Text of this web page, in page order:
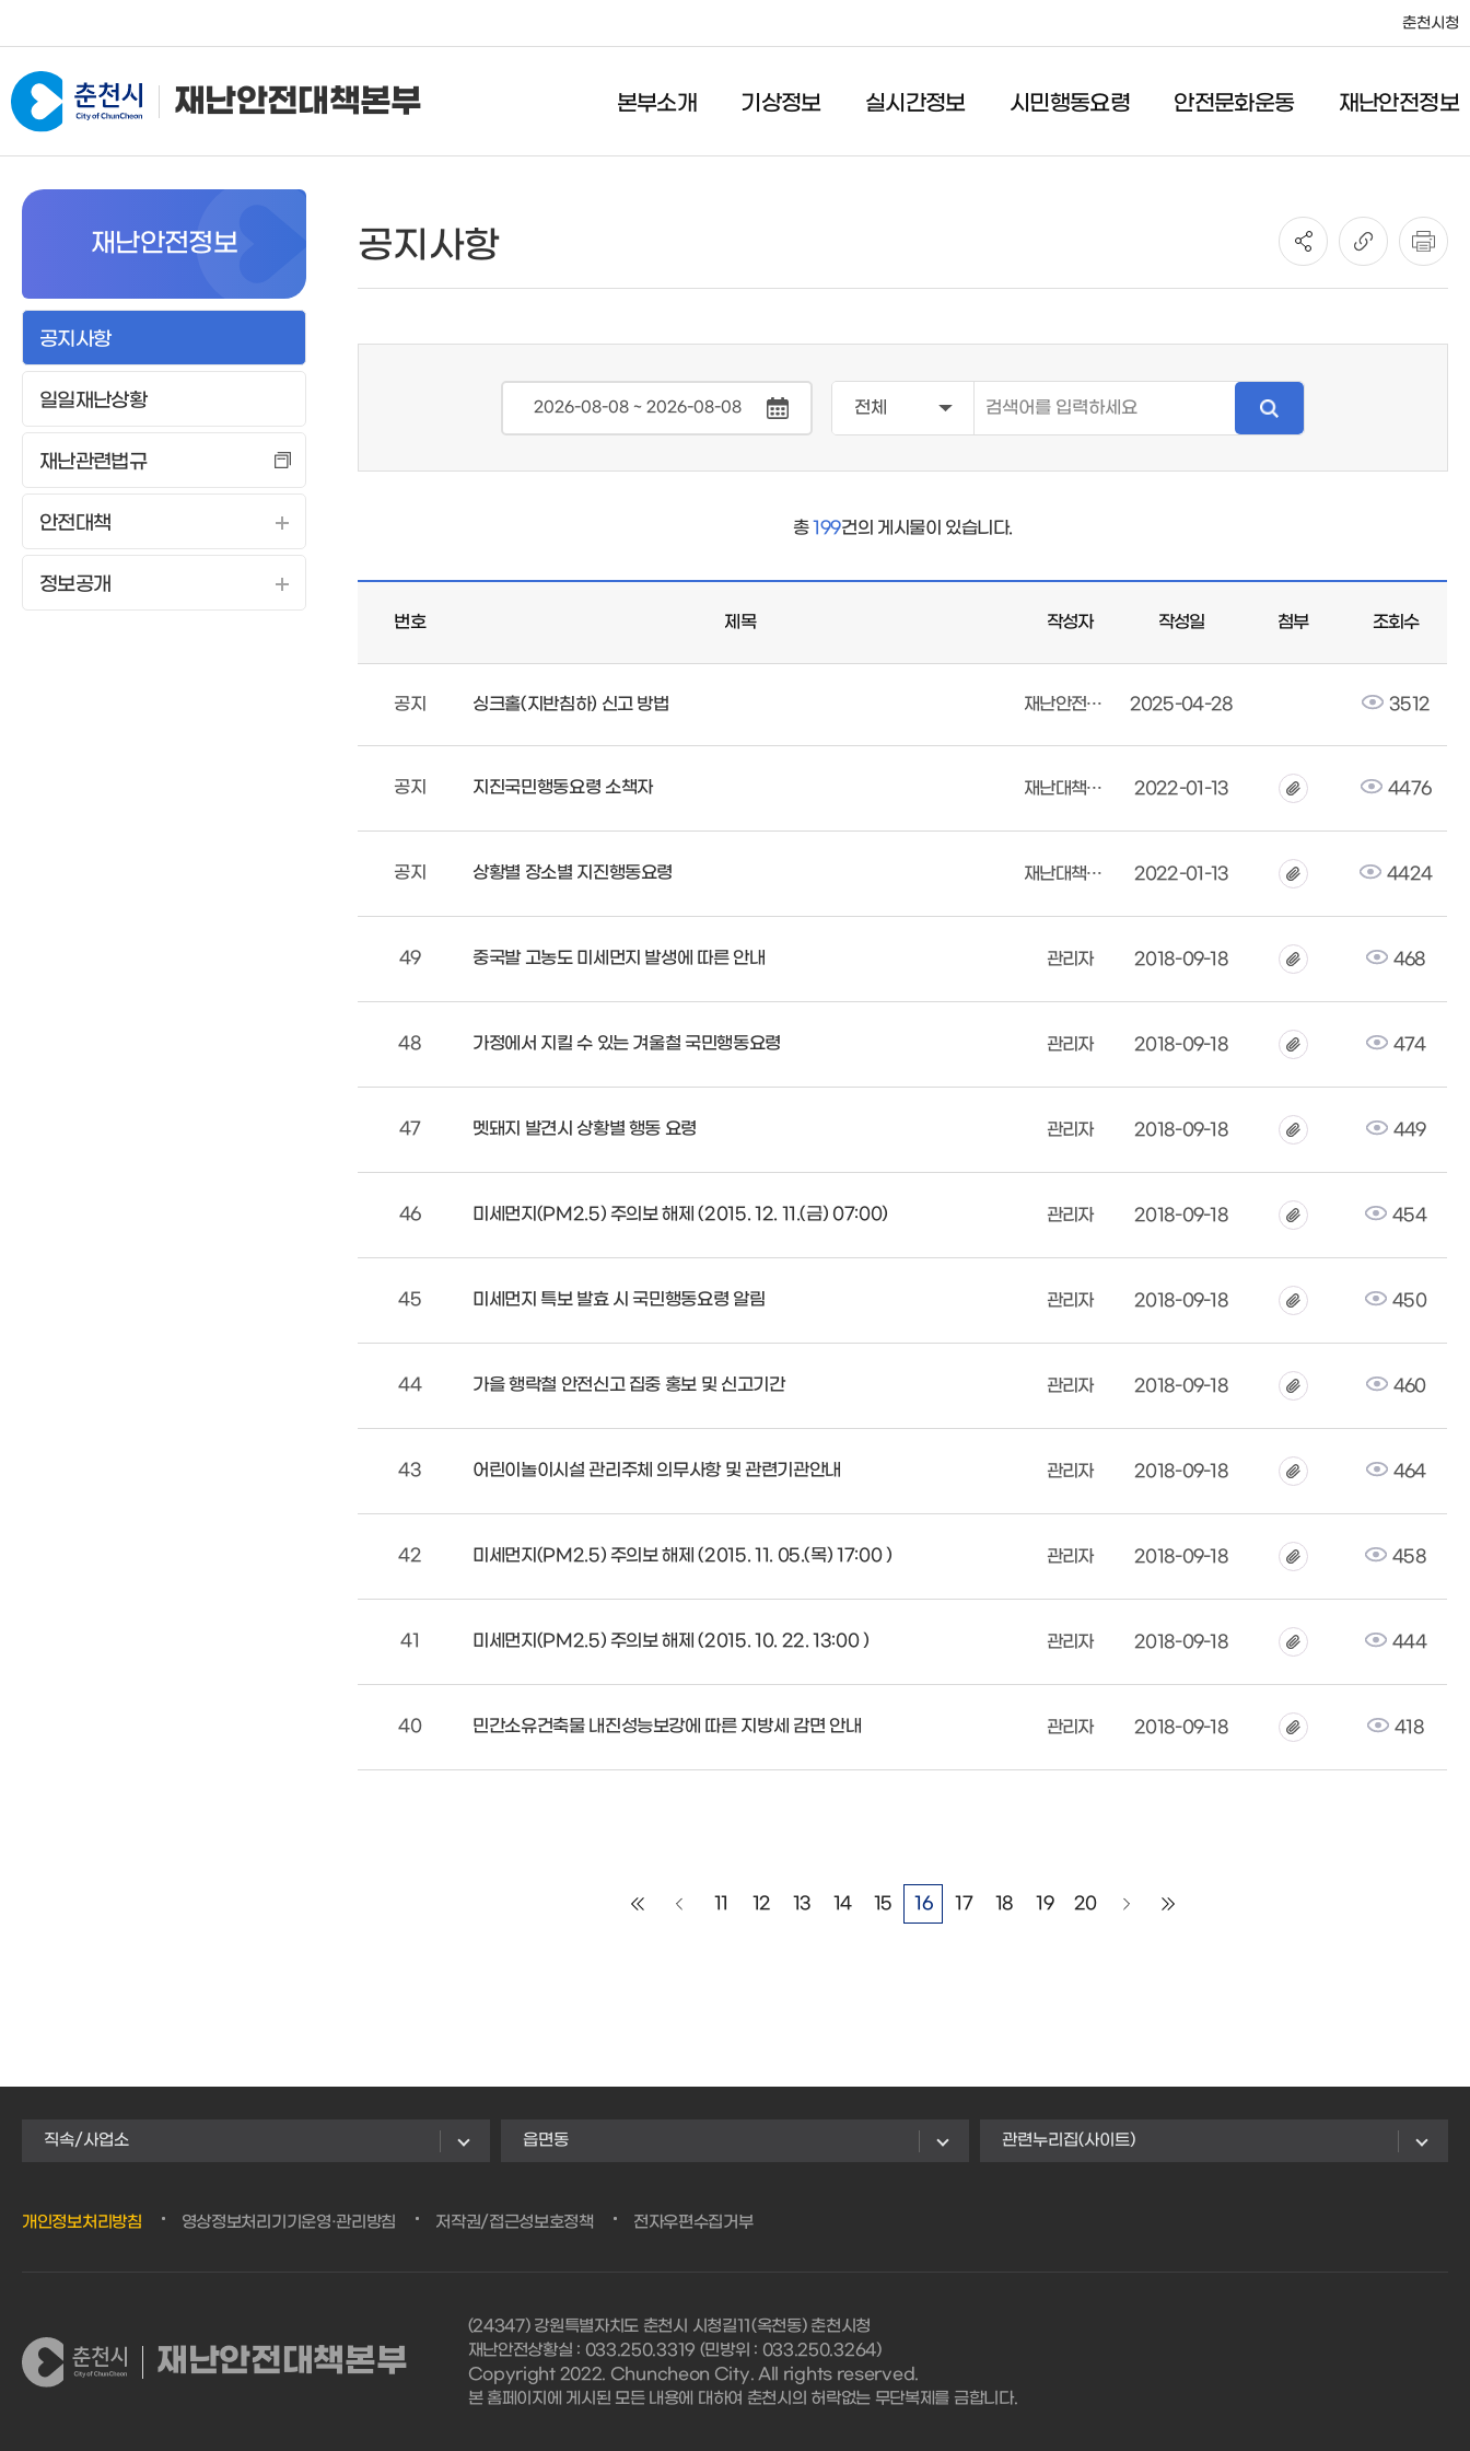
춘천시청
재난안전대책본부 본부소개
조직 및 임무
임무
기상정보
주간예보
태풍정보
실시간정보
월간 강우량
재난감시 CCTV
시민행동요령
사회재난
안전문화운동
안전점검의 날
재난안전정보
공지사항
일일재난상황
정보공개
재난안전정보
공지사항
일일재난상황
재난관련법규
안전대책
정보공개
공지사항
총199건의 게시물이 있습니다.
번호 제목 작성자 작성일 첨부 조회수
공지 싱크홀(지반침하) 신고 방법 재난안전대책본부 2025-04-28 3512
공지 지진국민행동요령 소책자 재난대책본부 2022-01-13 4476
공지 상황별 장소별 지진행동요령 재난대책본부 2022-01-13 4424
49 중국발 고농도 미세먼지 발생에 따른 안내 관리자 2018-09-18 468
48 가정에서 지킬 수 있는 겨울철 국민행동요령 관리자 2018-09-18 474
47 멧돼지 발견시 상황별 행동 요령 관리자 2018-09-18 449
46 미세먼지(PM2.5) 주의보 해제 (2015. 12. 11.(금) 07:00) 관리자 2018-09-18 454
45 미세먼지 특보 발효 시 국민행동요령 알림 관리자 2018-09-18 450
44 가을 행락철 안전신고 집중 홍보 및 신고기간 관리자 2018-09-18 460
43 어린이놀이시설 관리주체 의무사항 및 관련기관안내 관리자 2018-09-18 464
42 미세먼지(PM2.5) 주의보 해제 (2015. 11. 05.(목) 17:00 ) 관리자 2018-09-18 458
41 미세먼지(PM2.5) 주의보 해제 (2015. 10. 22. 13:00 ) 관리자 2018-09-18 444
40 민간소유건축물 내진성능보강에 따른 지방세 감면 안내 관리자 2018-09-18 418
11 12 13 14 15 16 17 18 19 20
직속/사업소 읍면동 관련누리집(사이트)
개인정보처리방침 영상정보처리기기운영·관리방침 저작권/접근성보호정책 전자우편수집거부
재난안전대책본부
(24347) 강원특별자치도 춘천시 시청길11(옥천동) 춘천시청
재난안전상황실 : 033.250.3319 (민방위 : 033.250.3264)
Copyright 2022. Chuncheon City. All rights reserved.
본 홈페이지에 게시된 모든 내용에 대하여 춘천시의 허락없는 무단복제를 금합니다.